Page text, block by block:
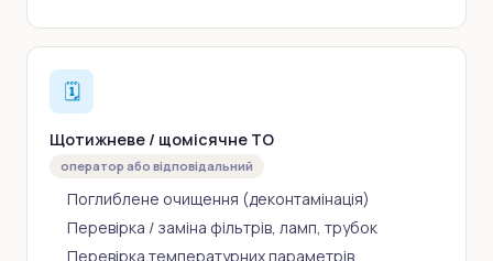
🗓️
Щотижневе / щомісячне ТО
оператор або відповідальний
Поглиблене очищення (деконтамінація)
Перевірка / заміна фільтрів, ламп, трубок
Перевірка температурних параметрів